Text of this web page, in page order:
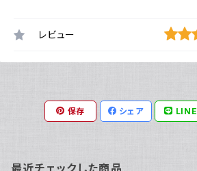
レビュー
保存 シェア LINE
最近チェックした商品